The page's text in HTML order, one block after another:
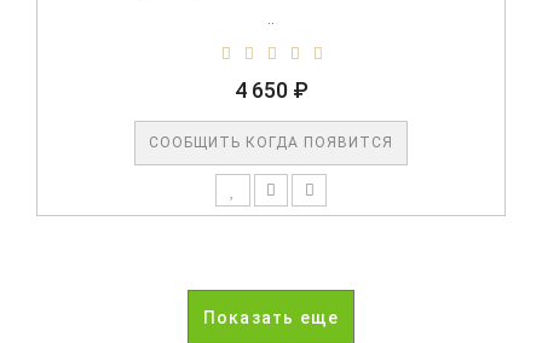
4 650 ₽
СООБЩИТЬ КОГДА ПОЯВИТСЯ
Показать еще